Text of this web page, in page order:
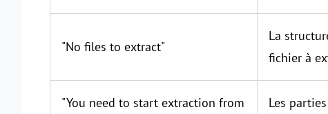
"No files to extract"
La
fichier à
"You need to start extraction from
Les